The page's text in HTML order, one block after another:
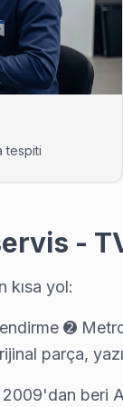
sorunuyla
TV fiyat teklifi
müşterilerimiz
tespiti
-
kısa yol:
➋
parça,
beri